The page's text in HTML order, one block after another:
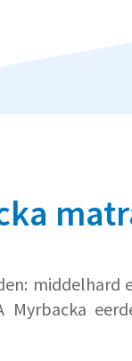
middelhard
Myrbacka